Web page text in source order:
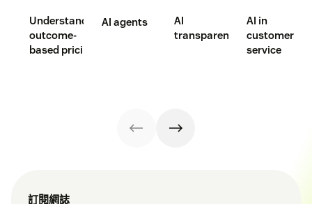
Understanding
outcome-
based pricing
AI agents
AI
transparency
AI in
customer
service
訂閱網誌